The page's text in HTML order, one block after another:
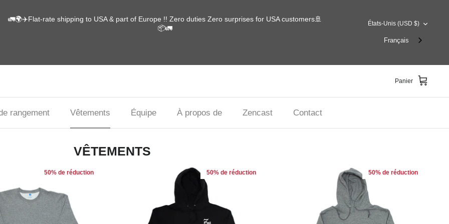
🚛🌍✈️Flat-rate shipping to USA & part of Europe !! Zero duties Zero surprises for USA customers🚢
📦🚛
MONNAIE
États-Unis (USD $)
Français
Panier
rangement Vêtements Équipe À propos de Zencast Contact
VÊTEMENTS
50% de réduction 50% de réduction 50% de réduction